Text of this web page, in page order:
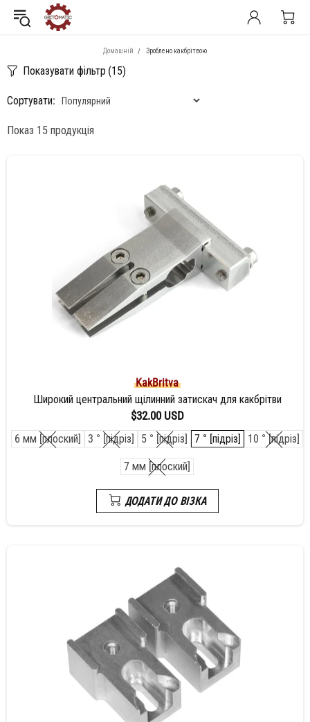
Домашній Зроблено какбрітвою
Показувати фільтр (15)
Сортувати:
Показ 15 продукція
KakBritva
Широкий центральний щілинний затискач для какбрітви
$32.00 USD
6 мм [плоский] 3 ° [підріз] 5 ° [підріз] 7 ° [підріз] 10 ° [підріз]
7 мм [плоский]
ДОДАТИ ДО ВІЗКА